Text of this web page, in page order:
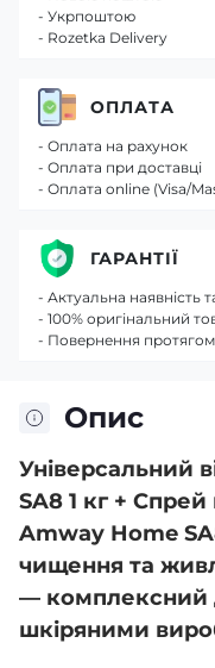
Опис
Універсальний
SA8 1 кг +
Amway Home
чищення та
— комплексний
шкіряними
- Укрпоштою
- Rozetka Delivery
ОПЛАТА
- Оплата на рахунок
- Оплата при доставці
- Оплата online (Visa/
ГАРАНТІЇ
- Актуальна наявність
- 100% оригінальний
- Повернення протягом